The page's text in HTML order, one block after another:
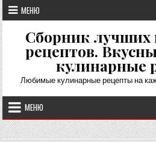
Перейти
к
содержимому
МЕНЮ
Сборник лучших
рецептов.
кулинарные
Любимые кулинарные рецепты на
МЕНЮ